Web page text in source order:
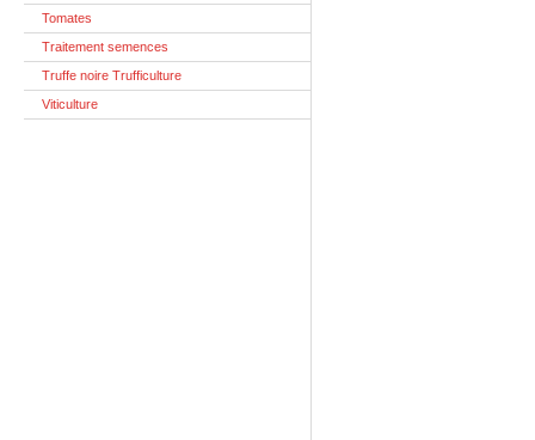
Tomates
Traitement semences
Truffe noire Trufficulture
Viticulture